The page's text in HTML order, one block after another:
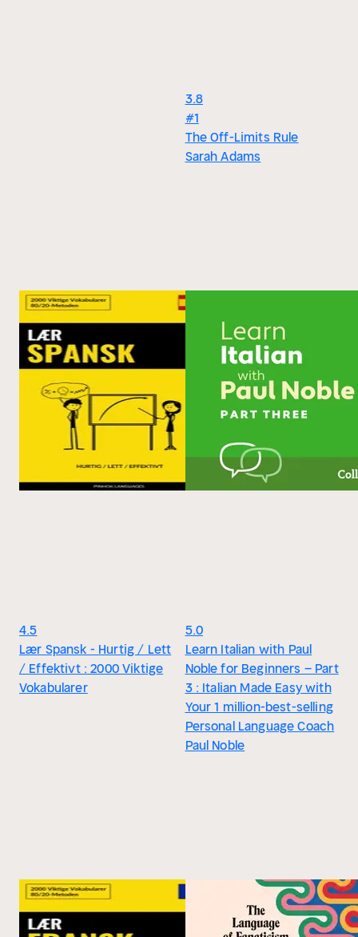
3.8
#1
The Off-Limits Rule
Sarah Adams
4.5
Lær Spansk - Hurtig / Lett
/ Effektivt : 2000 Viktige
Vokabularer
5.0
Learn Italian with Paul
Noble for Beginners – Part
3 : Italian Made Easy with
Your 1 million-best-selling
Personal Language Coach
Paul Noble